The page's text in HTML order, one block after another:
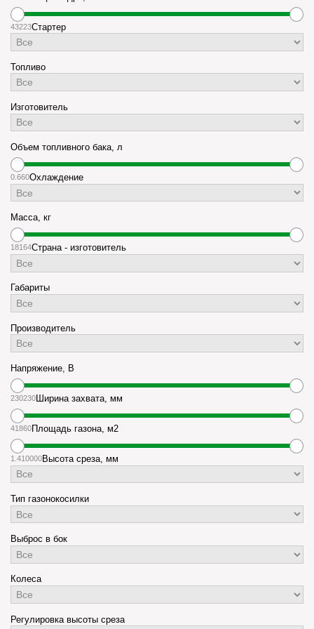
43223Стартер
Топливо
Изготовитель
Объем топливного бака, л
0.660Охлаждение
Масса, кг
18164Страна - изготовитель
Габариты
Производитель
Напряжение, В
230230Ширина захвата, мм
41860Площадь газона, м2
1.410000Высота среза, мм
Тип газонокосилки
Выброс в бок
Колеса
Регулировка высоты среза